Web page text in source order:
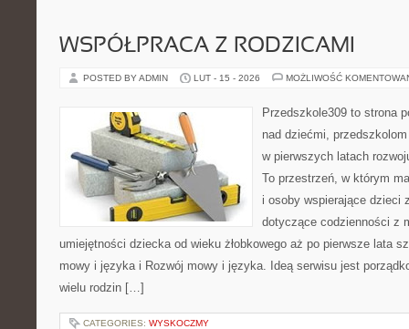
WSPÓŁPRACA Z RODZICAMI
POSTED BY ADMIN LUT - 15 - 2026 MOŻLIWOŚĆ
Przedszkole309 to strona
nad dziećmi,
w pierwszych latach
To przestrzeń, w którym
i osoby wspierające dzieci
dotyczące codzienności z
umiejętności dziecka od wieku żłobkowego aż po pierwsze lata
mowy i języka i Rozwój mowy i języka. Ideą serwisu jest
wielu rodzin […]
CATEGORIES: WYSKOCZMY